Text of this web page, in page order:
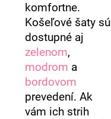
komfortne.
Košeľové šaty sú
dostupné aj
zelenom,
modrom a
bordovom
prevedení. Ak
vám ich strih